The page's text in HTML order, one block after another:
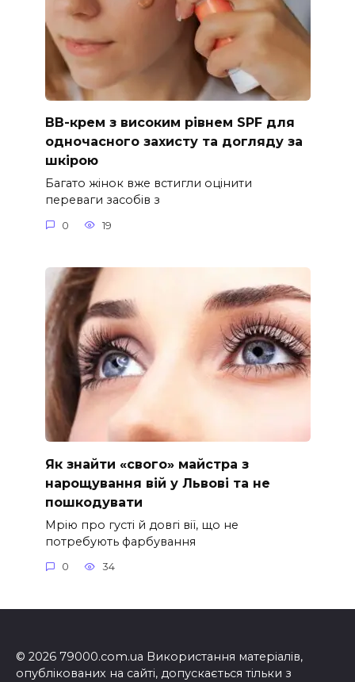
ВВ-крем з високим рівнем SPF для
одночасного захисту та догляду за
шкірою
Багато жінок вже встигли оцінити
переваги засобів з
0 19
Як знайти «свого» майстра з
нарощування вій у Львові та не
пошкодувати
Мрію про густі й довгі вії, що не
потребують фарбування
0 34
© 2026 79000.com.ua Використання матеріалів,
опублікованих на сайті, допускається тільки з